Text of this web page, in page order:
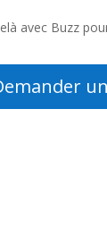
avec Buzz